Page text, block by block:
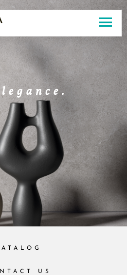
US